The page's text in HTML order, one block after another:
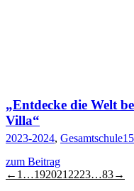
„Entdecke die Welt
Villa“
2023-2024, Gesamtschule
zum Beitrag
← 1 …192021 2223…83→